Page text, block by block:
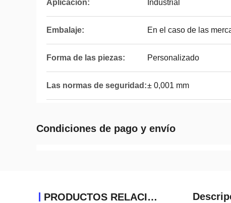
Aplicación: Industrial
Embalaje: En el caso de las
Forma de las piezas: Personalizado
Las normas de seguridad:± 0,001 mm
Condiciones de pago y envío
PRODUCTOS RELACIONADOS